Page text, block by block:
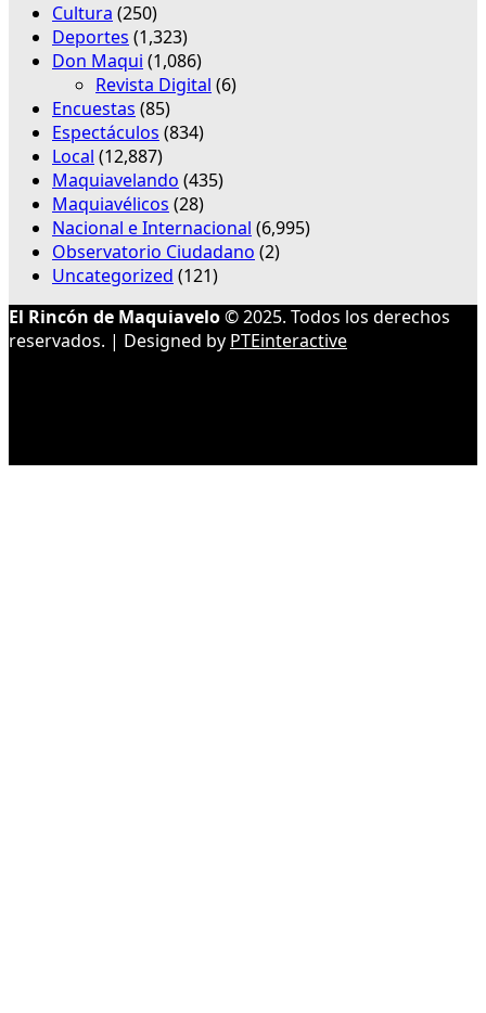
Cultura (250)
Deportes (1,323)
Don Maqui (1,086)
Revista Digital (6)
Encuestas (85)
Espectáculos (834)
Local (12,887)
Maquiavelando (435)
Maquiavélicos (28)
Nacional e Internacional (6,995)
Observatorio Ciudadano (2)
Uncategorized (121)
El Rincón de Maquiavelo© 2025. Todos los derechos
reservados. | Designed by PTEinteractive